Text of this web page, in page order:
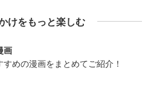
けをもっと楽しむ
画
めの漫画をまとめてご紹介！